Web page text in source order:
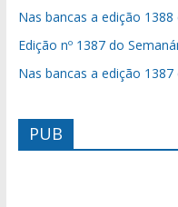
Nas bancas a edição
Edição nº 1387 do
Nas bancas a edição
PUB